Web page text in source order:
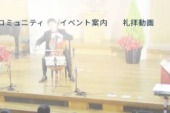
ミュニティ イベント案内 礼拝動画